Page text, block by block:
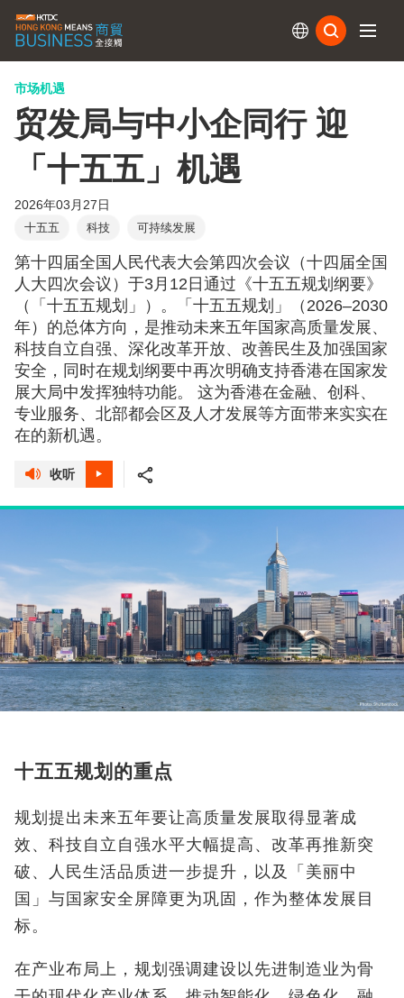
市场机遇
贸发局与中小企同行 迎
「十五五」机遇
2026年03月27日
十五五 科技 可持续发展
第十四届全国人民代表大会第四次会议（十四届全国
人大四次会议）于3月12日通过《十五五规划纲要》
（「十五五规划」）。「十五五规划」（2026–2030
年）的总体方向，是推动未来五年国家高质量发展、
科技自立自强、深化改革开放、改善民生及加强国家
安全，同时在规划纲要中再次明确支持香港在国家发
展大局中发挥独特功能。 这为香港在金融、创科、
专业服务、北部都会区及人才发展等方面带来实实在
在的新机遇。
收听
十五五规划的重点
规划提出未来五年要让高质量发展取得显著成
效、科技自立自强水平大幅提高、改革再推新突
破、人民生活品质进一步提升，以及「美丽中
国」与国家安全屏障更为巩固，作为整体发展目
标。
在产业布局上，规划强调建设以先进制造业为骨